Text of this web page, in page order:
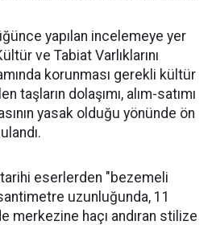
yapılan incelemeye yer
ve Tabiat Varlıklarını
korunması gerekli kültür
taşların dolaşımı, alım-satımı
yasak olduğu yönünde ön
eserlerden "bezemeli
uzunluğunda, 11
merkezine haçı andıran stilize